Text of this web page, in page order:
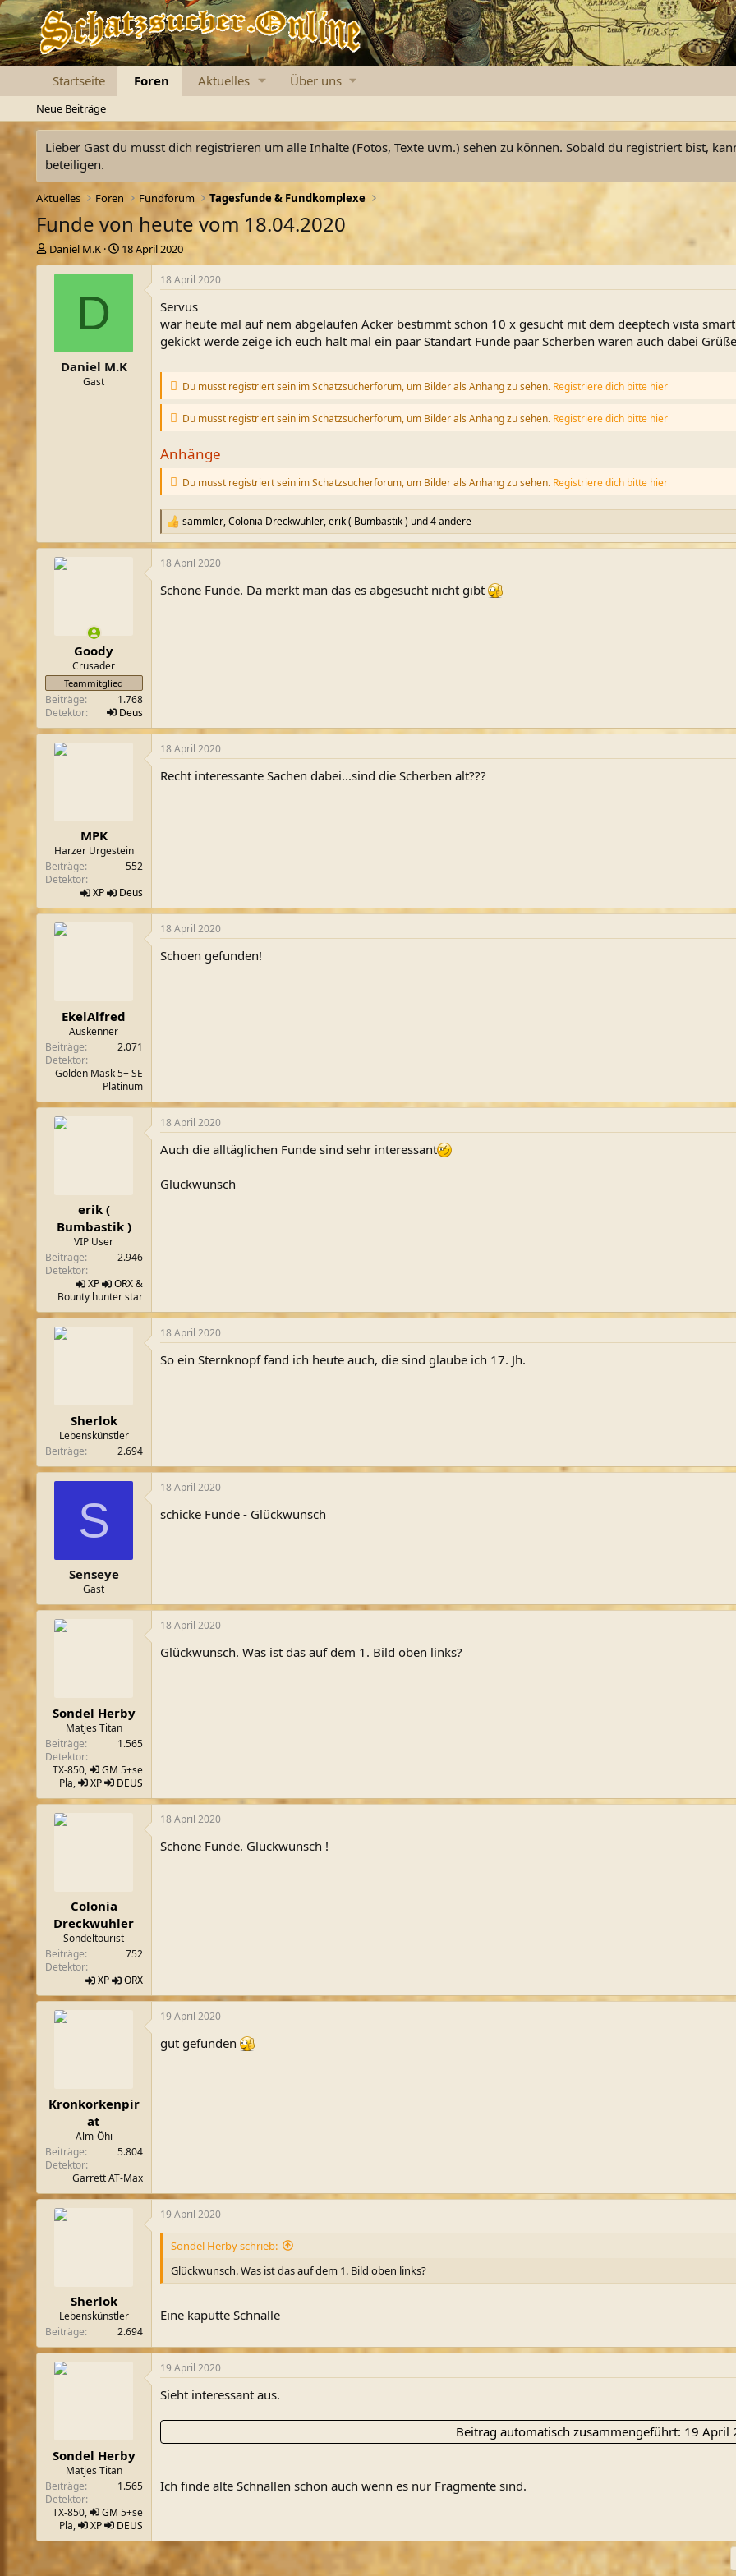
Startseite Foren Aktuelles Über uns
Neue Beiträge
Lieber Gast du musst dich registrieren um alle Inhalte (Fotos, Texte uvm.) sehen zu können. Sobald du registriert bist,
beteiligen.
Aktuelles Foren Fundforum Tagesfunde & Fundkomplexe
Funde von heute vom 18.04.2020
E
r
Daniel M.K
E
r
s
t
a
18 April 2020
D
Daniel M.K
Gast
18 April 2020
Servus
war heute mal auf nem abgelaufen Acker bestimmt schon 10 x gesucht mit dem deeptech vista
gekickt werde zeige ich euch halt mal ein paar Standart Funde paar Scherben waren auch dabei Grüße
Du musst registriert sein im Schatzsucherforum, um Bilder als Anhang zu sehen. Registriere dich bitte hier
Du musst registriert sein im Schatzsucherforum, um Bilder als Anhang zu sehen. Registriere dich bitte hier
Anhänge
Du musst registriert sein im Schatzsucherforum, um Bilder als Anhang zu sehen. Registriere dich bitte hier
R
e
a
k
i
sammler,Colonia Dreckwuhler,erik ( Bumbastik )und 4 andere
Goody
Crusader
Teammitglied
Beiträge
1.768
Detektor
Deus
18 April 2020
Schöne Funde. Da merkt man das es abgesucht nicht gibt
MPK
Harzer Urgestein
Beiträge
552
Detektor
XP
Deus
18 April 2020
Recht interessante Sachen dabei...sind die Scherben alt???
EkelAlfred
Auskenner
Beiträge
2.071
Detektor
Golden Mask 5+ SE
Platinum
18 April 2020
Schoen gefunden!
erik (
Bumbastik )
VIP User
Beiträge
2.946
Detektor
XP
ORX&
Bounty hunter star
18 April 2020
Auch die alltäglichen Funde sind sehr interessant
Glückwunsch
Sherlok
Lebenskünstler
Beiträge
2.694
18 April 2020
So ein Sternknopf fand ich heute auch, die sind glaube ich 17. Jh.
S
Senseye
Gast
18 April 2020
schicke Funde - Glückwunsch
Sondel Herby
Matjes Titan
Beiträge
1.565
Detektor
TX-850,
GM 5+se
Pla,
XP DEUS
18 April 2020
Glückwunsch. Was ist das auf dem 1. Bild oben links?
Colonia
Dreckwuhler
Sondeltourist
Beiträge
752
Detektor
XP
ORX
18 April 2020
Schöne Funde. Glückwunsch !
Kronkorkenpir
at
Alm-Öhi
Beiträge
5.804
Detektor
Garrett AT-Max
19 April 2020
gut gefunden
Sherlok
Lebenskünstler
Beiträge
2.694
19 April 2020
Sondel Herby schrieb:
Glückwunsch. Was ist das auf dem 1. Bild oben links?
Eine kaputte Schnalle
Sondel Herby
Matjes Titan
Beiträge
1.565
Detektor
TX-850,
GM 5+se
Pla,
XP DEUS
19 April 2020
Sieht interessant aus.
Beitrag automatisch zusammengeführt: 19 April
Ich finde alte Schnallen schön auch wenn es nur Fragmente sind.